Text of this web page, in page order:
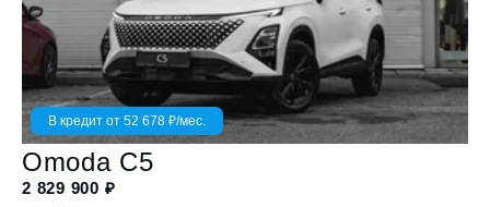
В кредит от 52 678 ₽/мес.
Omoda C5
2 829 900 ₽